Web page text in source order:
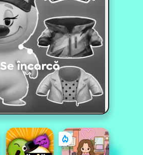
Se încarcă